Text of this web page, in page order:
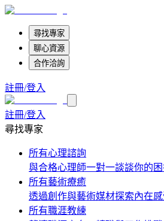
尋找專家
聊心資源
合作洽詢
註冊/登入
註冊/登入
尋找專家
所有心理諮詢
與合格心理師一對一談談你的
所有藝術療癒
透過創作與藝術媒材探索內在感
所有職涯教練